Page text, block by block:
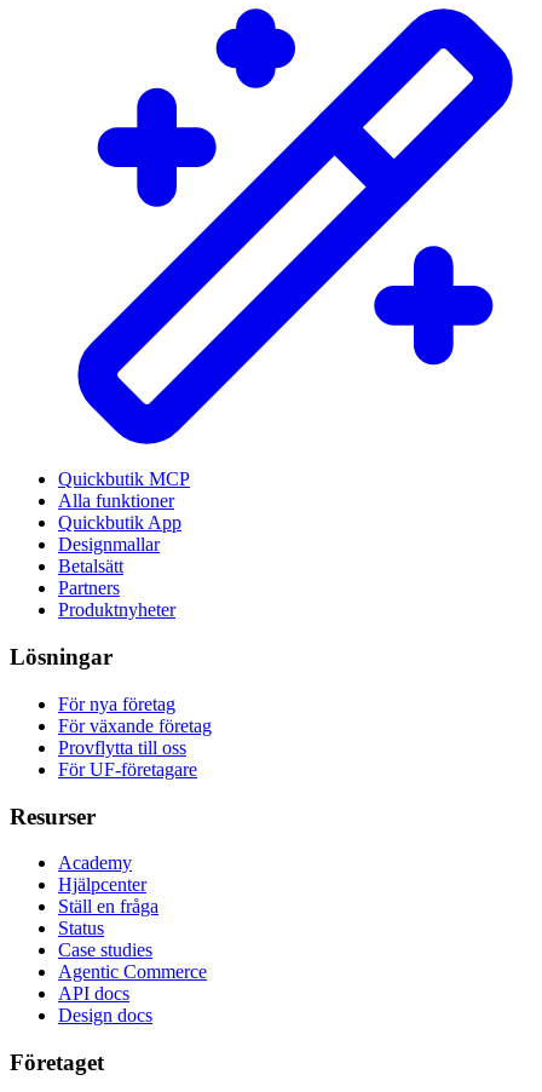
Quickbutik MCP
Alla funktioner
Quickbutik App
Designmallar
Betalsätt
Partners
Produktnyheter
Lösningar
För nya företag
För växande företag
Provflytta till oss
För UF-företagare
Resurser
Academy
Hjälpcenter
Ställ en fråga
Status
Case studies
Agentic Commerce
API docs
Design docs
Företaget